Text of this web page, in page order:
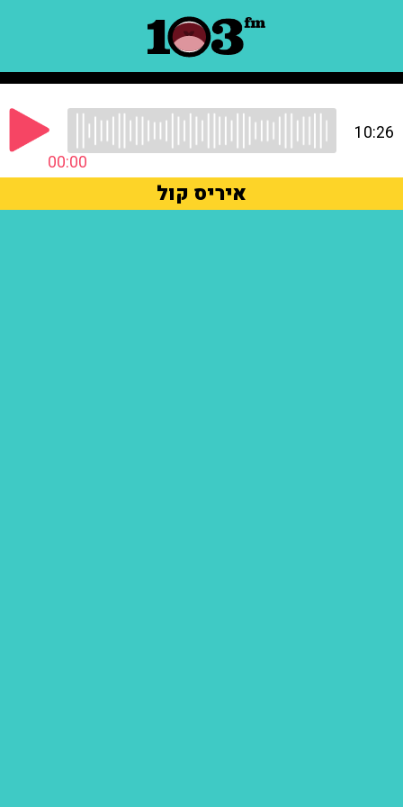
00:00
10:26
איריס קול